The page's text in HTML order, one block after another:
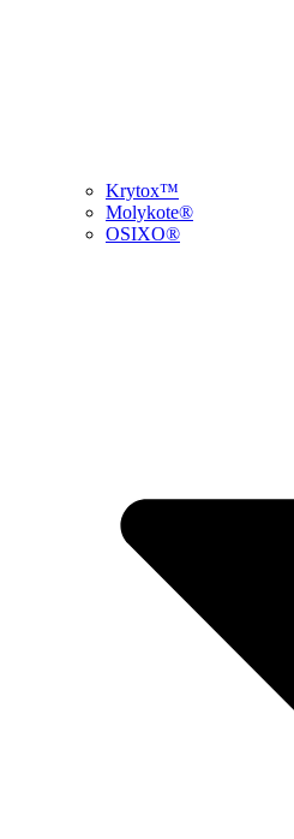
Krytox™
Molykote®
OSIXO®